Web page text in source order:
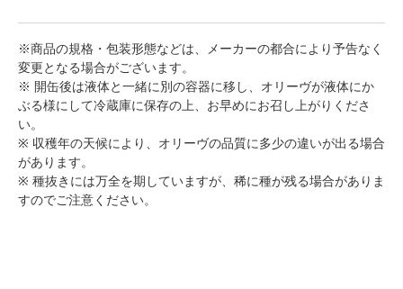
※商品の規格・包装形態などは、メーカーの都合により予告なく
変更となる場合がございます。
※ 開缶後は液体と一緒に別の容器に移し、オリーヴが液体にか
ぶる様にして冷蔵庫に保存の上、お早めにお召し上がりくださ
い。
※ 収穫年の天候により、オリーヴの品質に多少の違いが出る場合
があります。
※ 種抜きには万全を期していますが、稀に種が残る場合がありま
すのでご注意ください。